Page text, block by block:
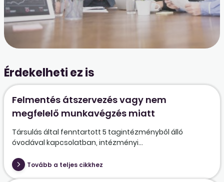
Érdekelheti ez is
Felmentés átszervezés vagy nem
megfelelő munkavégzés miatt
Társulás által fenntartott 5 tagintézményből álló
óvodával kapcsolatban, intézményi...
Tovább a teljes cikkhez